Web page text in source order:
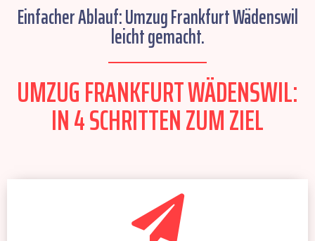
Einfacher Ablauf: Umzug Frankfurt Wädenswil
leicht gemacht.
UMZUG FRANKFURT WÄDENSWIL:
IN 4 SCHRITTEN ZUM ZIEL